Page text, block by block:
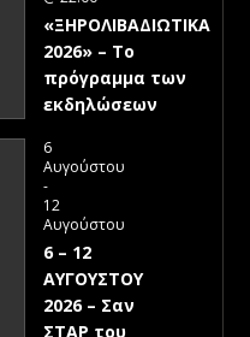
«ΞΗΡΟΛΙΒΑΔΙΩΤΙΚΑ
2026» – To
πρόγραμμα των
εκδηλώσεων
6
Αυγούστου
-
12
Αυγούστου
6 – 12
ΑΥΓΟΥΣΤΟΥ
2026 – Σαν
ΣΤΑΡ του